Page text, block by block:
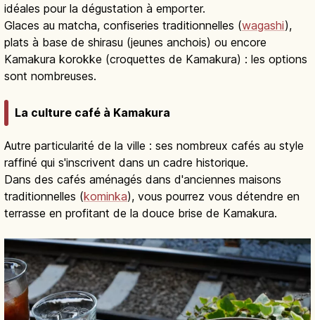
idéales pour la dégustation à emporter.
Glaces au matcha, confiseries traditionnelles (wagashi),
plats à base de shirasu (jeunes anchois) ou encore
Kamakura korokke (croquettes de Kamakura) : les options
sont nombreuses.
La culture café à Kamakura
Autre particularité de la ville : ses nombreux cafés au style
raffiné qui s'inscrivent dans un cadre historique.
Dans des cafés aménagés dans d'anciennes maisons
traditionnelles (kominka), vous pourrez vous détendre en
terrasse en profitant de la douce brise de Kamakura.